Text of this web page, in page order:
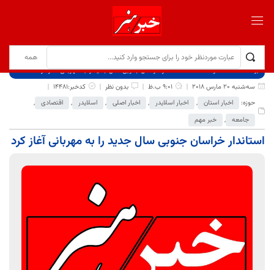
برگ نخست نوشته‌ها
استاندار خراسان جنوبی سال جدید را به مهربانی آغاز کرد
سه‌شنبه 20 مارس 2018
9:01 ب.ظ بدون نظر
کدخبر:14481
حوزه:
اخبار استان , اخبار اسلایدر , اخبار اصلی , اسلایدر , اقتصادی ,
جامعه , خبر مهم
استاندار خراسان جنوبی سال جدید را به مهربانی آغاز کرد